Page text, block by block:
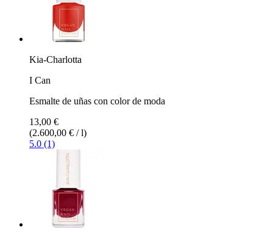
Kia-Charlotta
I Can
Esmalte de uñas con color de moda
13,00 €
(2.600,00 € / l)
5.0 (1)